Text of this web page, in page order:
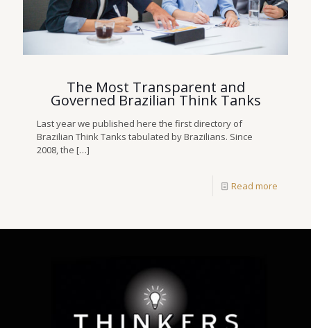
The Most Transparent and
Governed Brazilian Think Tanks
Last year we published here the first directory of
Brazilian Think Tanks tabulated by Brazilians. Since
2008, the […]
Read more